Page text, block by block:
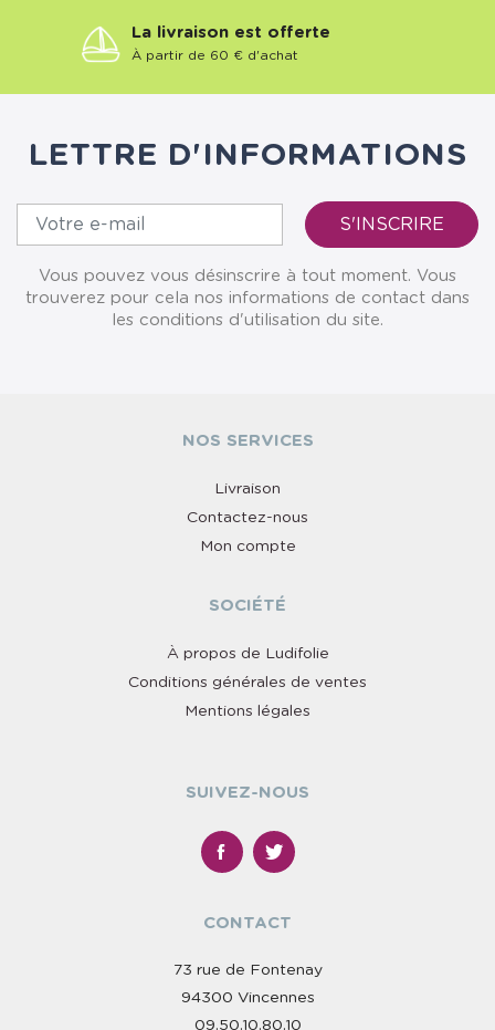
La livraison est offerte
À partir de 60 € d'achat
LETTRE D'INFORMATIONS
Vous pouvez vous désinscrire à tout moment. Vous
trouverez pour cela nos informations de contact dans
les conditions d'utilisation du site.
NOS SERVICES
Livraison
Contactez-nous
Mon compte
SOCIÉTÉ
À propos de Ludifolie
Conditions générales de ventes
Mentions légales
SUIVEZ-NOUS
CONTACT
73 rue de Fontenay
94300 Vincennes
09.50.10.80.10